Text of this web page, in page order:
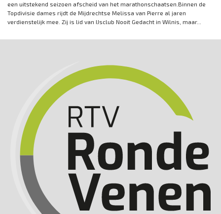
een uitstekend seizoen afscheid van het marathonschaatsen.Binnen de
Topdivisie dames rijdt de Mijdrechtse Melissa van Pierre al jaren
verdienstelijk mee. Zij is lid van IJsclub Nooit Gedacht in Wilnis, maar...